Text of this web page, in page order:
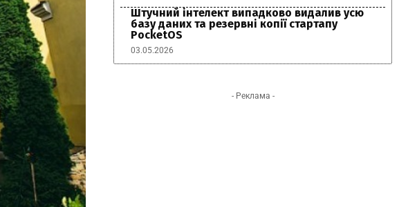
Штучний інтелект випадково видалив усю
базу даних та резервні копії стартапу
PocketOS
03.05.2026
- Реклама -